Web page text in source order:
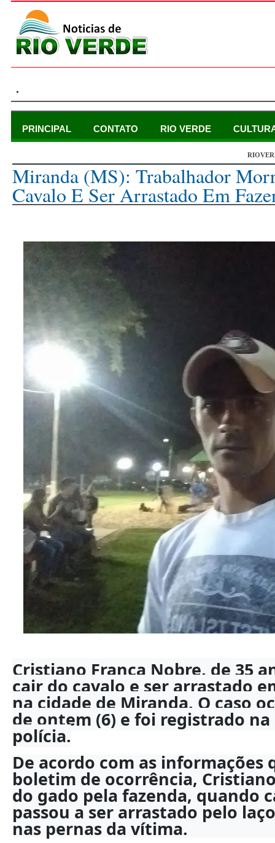
.
PRINCIPAL CONTATO RIO VERDE
Miranda (MS): Trabalhador
Cavalo E Ser Arrastado Em
Cristiano França Nobre, de 35
cair do cavalo e ser arrastado
na cidade de Miranda. O caso
de ontem (6) e foi registrado
polícia.
De acordo com as informações
boletim de ocorrência,
do gado pela fazenda, quando
passou a ser arrastado pelo
nas pernas da vítima.